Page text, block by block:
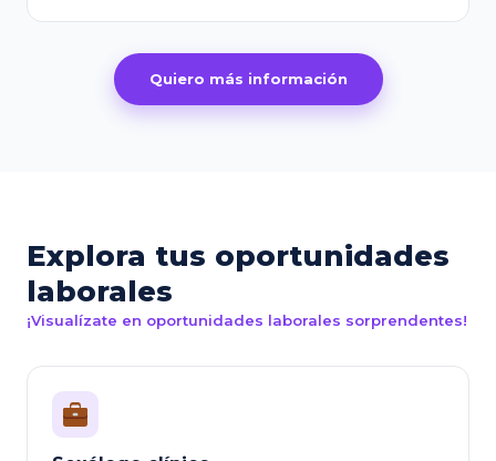
Quiero más información
Explora tus oportunidades
laborales
¡Visualízate en oportunidades laborales sorprendentes!